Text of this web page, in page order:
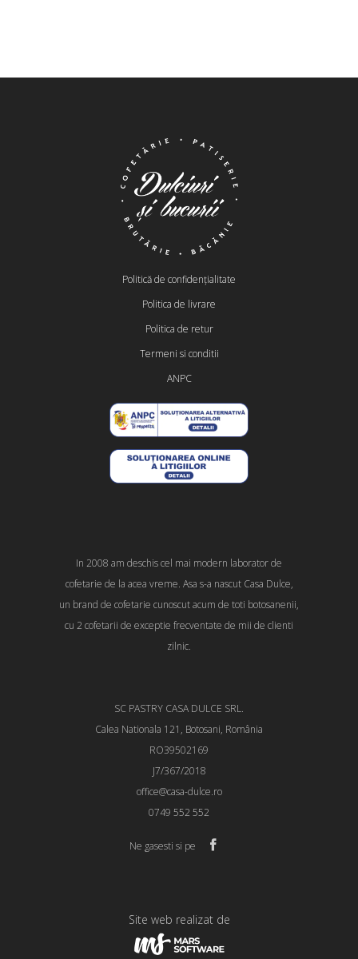
Politică de confidențialitate
Politica de livrare
Politica de retur
Termeni si conditii
ANPC
In 2008 am deschis cel mai modern laborator de
cofetarie de la acea vreme. Asa s-a nascut Casa Dulce,
un brand de cofetarie cunoscut acum de toti botosanenii,
cu 2 cofetarii de exceptie frecventate de mii de clienti
zilnic.
SC PASTRY CASA DULCE SRL.
Calea Nationala 121, Botosani, România
RO39502169
J7/367/2018
office@casa-dulce.ro
0749 552 552
Ne gasesti si pe
Site web realizat de